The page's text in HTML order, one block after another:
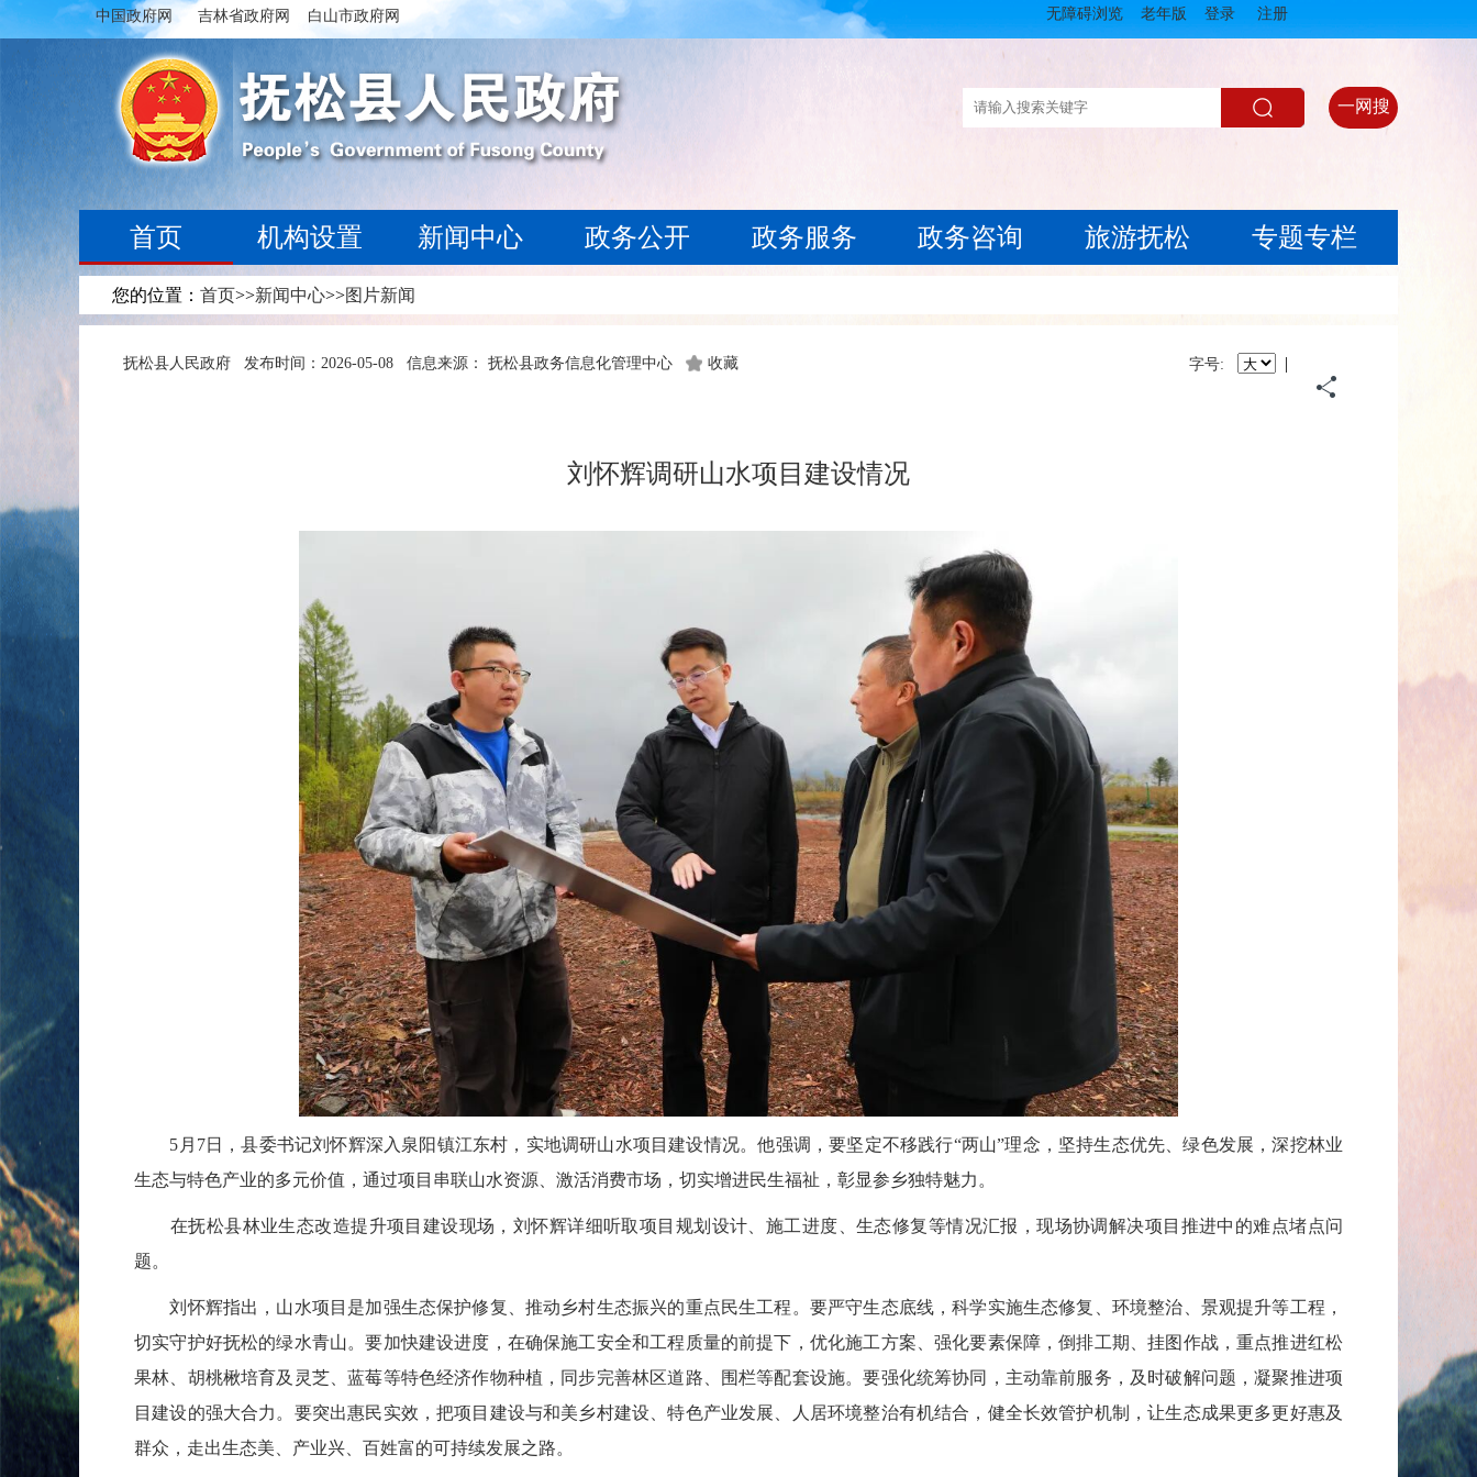
中国政府网 吉林省政府网 白山市政府网 无障碍浏览 老年版 登录 注册
一网搜
首页 机构设置 新闻中心 政务公开 政务服务 政务咨询 旅游抚松 专题专栏
您的位置： 首页>>新闻中心>>图片新闻
抚松县人民政府 发布时间：2026-05-08 信息来源： 抚松县政务信息化管理中心 收藏 字号: |
刘怀辉调研山水项目建设情况
5月7日，县委书记刘怀辉深入泉阳镇江东村，实地调研山水项目建设情况。他强调，要坚定不移践行“两山”理念，坚持生态优先、绿色发展，深挖林业
生态与特色产业的多元价值，通过项目串联山水资源、激活消费市场，切实增进民生福祉，彰显参乡独特魅力。
在抚松县林业生态改造提升项目建设现场，刘怀辉详细听取项目规划设计、施工进度、生态修复等情况汇报，现场协调解决项目推进中的难点堵点问
题。
刘怀辉指出，山水项目是加强生态保护修复、推动乡村生态振兴的重点民生工程。要严守生态底线，科学实施生态修复、环境整治、景观提升等工程，
切实守护好抚松的绿水青山。要加快建设进度，在确保施工安全和工程质量的前提下，优化施工方案、强化要素保障，倒排工期、挂图作战，重点推进红松
果林、胡桃楸培育及灵芝、蓝莓等特色经济作物种植，同步完善林区道路、围栏等配套设施。要强化统筹协同，主动靠前服务，及时破解问题，凝聚推进项
目建设的强大合力。要突出惠民实效，把项目建设与和美乡村建设、特色产业发展、人居环境整治有机结合，健全长效管护机制，让生态成果更多更好惠及
群众，走出生态美、产业兴、百姓富的可持续发展之路。